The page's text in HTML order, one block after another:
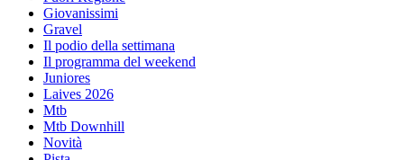
Giovanissimi
Gravel
Il podio della settimana
Il programma del weekend
Juniores
Laives 2026
Mtb
Mtb Downhill
Novità